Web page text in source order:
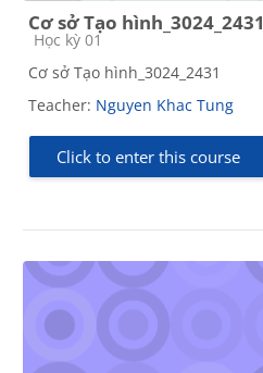
Cơ sở Tạo hình_3024_2431
Course category
Học kỳ 01
Cơ sở Tạo hình_3024_2431
Teacher: Nguyen Khac Tung
Click to enter this course